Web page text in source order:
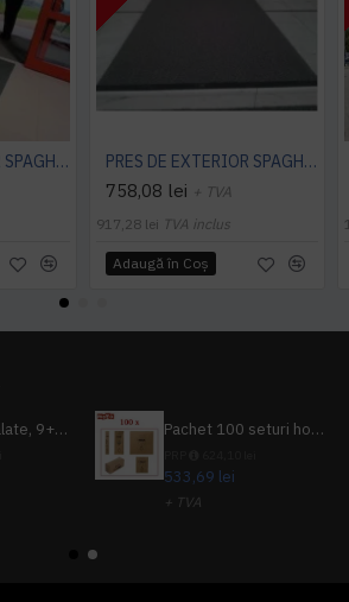
PRES DE EXTERIOR SPAGHETTI CITI 10 MM, CU STRAT SUPORT PRES DE EXTERIOR SPAGHETTI CITI 14 MM, FARA STRAT SUPORT, CARBUNE
758,08 lei + TVA
917,28 lei TVA inclus
Adaugă în Coş
Pachet 10 halate, 9+1 gratuit Pachet 100 seturi hoteliere, set dentar, set barbierit, casca de dus, pila unghii, set cusut
533,69 lei
+ TVA